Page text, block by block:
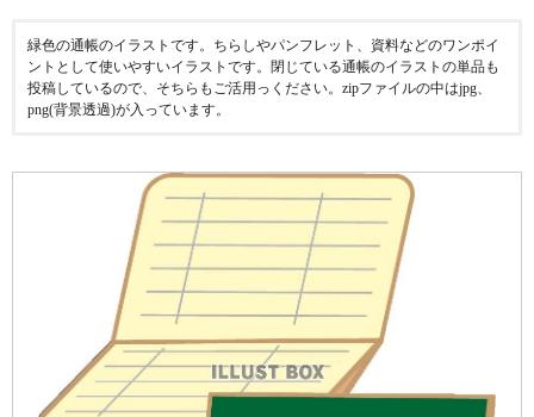
緑色の通帳のイラストです。ちらしやパンフレット、資料などのワンポイ
ントとして使いやすいイラストです。閉じている通帳のイラストの単品も
投稿しているので、そちらもご活用っください。zipファイルの中はjpg、
png(背景透過)が入っています。